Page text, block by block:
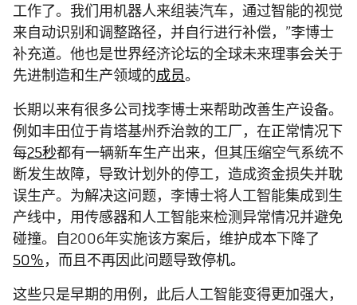
工作了。我们用机器人来组装汽车，通过智能的视觉
来自动识别和调整路径，并自行进行补偿，”李博士
补充道。他也是世界经济论坛的全球未来理事会关于
先进制造和生产领域的成员。
长期以来有很多公司找李博士来帮助改善生产设备。
例如丰田位于肯塔基州乔治敦的工厂，在正常情况下
每25秒都有一辆新车生产出来，但其压缩空气系统不
断发生故障，导致计划外的停工，造成资金损失并耽
误生产。为解决这问题，李博士将人工智能集成到生
产线中，用传感器和人工智能来检测异常情况并避免
碰撞。自2006年实施该方案后，维护成本下降了
50%，而且不再因此问题导致停机。
这些只是早期的用例，此后人工智能变得更加强大，